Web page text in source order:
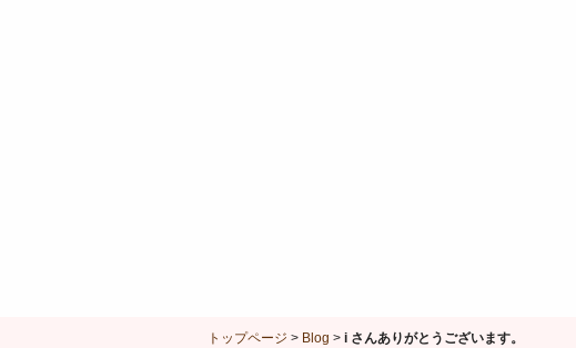
トップページ > Blog > i さんありがとうございます。